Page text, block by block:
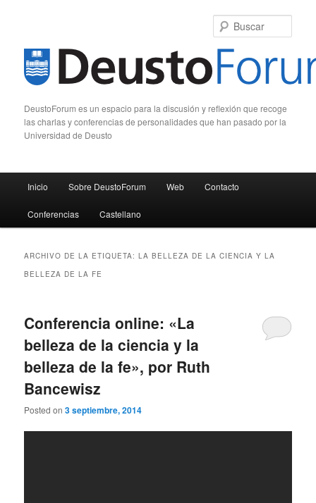
DeustoForum es un espacio para la discusión y reflexión que recoge
las charlas y conferencias de personalidades que han pasado por la
Universidad de Deusto
Ir al contenido principal
Ir al contenido secundario
Inicio Sobre DeustoForum Web Contacto
Conferencias Castellano
ARCHIVO DE LA ETIQUETA:LA BELLEZA DE LA CIENCIA Y LA
BELLEZA DE LA FE
Conferencia online: «La
belleza de la ciencia y la
belleza de la fe», por Ruth
Bancewisz
Posted on3 septiembre, 2014